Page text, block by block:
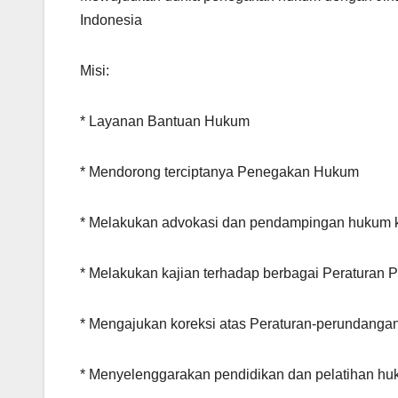
Indonesia
Misi:
* Layanan Bantuan Hukum
* Mendorong terciptanya Penegakan Hukum
* Melakukan advokasi dan pendampingan
* Melakukan kajian terhadap berbagai Peraturan
* Mengajukan koreksi atas Peraturan-
* Menyelenggarakan pendidikan dan pelatihan